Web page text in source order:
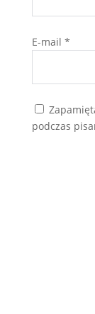
E-mail *
podczas